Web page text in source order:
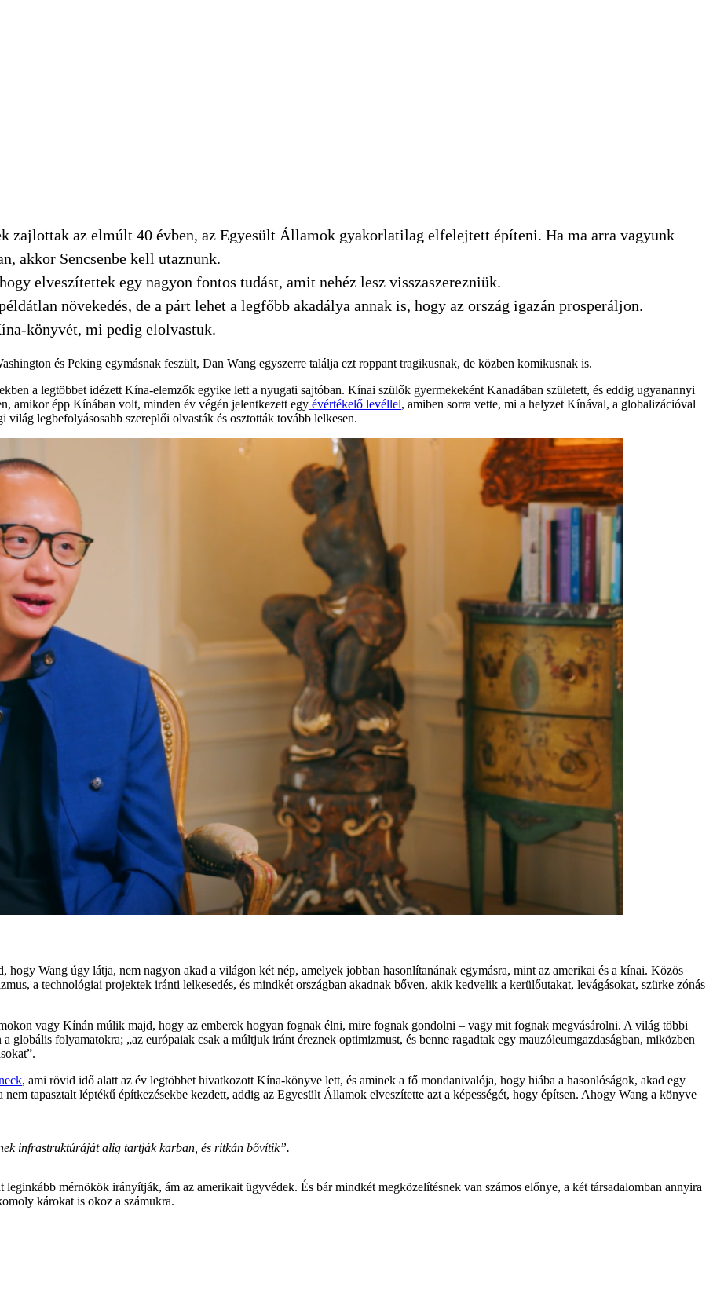
zajlottak az elmúlt 40 évben, az Egyesült Államok gyakorlatilag elfelejtett építeni. Ha ma arra vagyunk
akkor Sencsenbe kell utaznunk.
elveszítettek egy nagyon fontos tudást, amit nehéz lesz visszaszerezniük.
növekedés, de a párt lehet a legfőbb akadálya annak is, hogy az ország igazán prosperáljon.
könyvét, mi pedig elolvastuk.
és Peking egymásnak feszült, Dan Wang egyszerre találja ezt roppant tragikusnak, de közben komikusnak is.
a legtöbbet idézett Kína-elemzők egyike lett a nyugati sajtóban. Kínai szülők gyermekeként Kanadában született, és eddig ugyanannyi
amikor épp Kínában volt, minden év végén jelentkezett egy évértékelő levéllel, amiben sorra vette, mi a helyzet Kínával, a globalizációval
világ legbefolyásosabb szereplői olvasták és osztották tovább lelkesen.
hogy Wang úgy látja, nem nagyon akad a világon két nép, amelyek jobban hasonlítanának egymásra, mint az amerikai és a kínai. Közös
a technológiai projektek iránti lelkesedés, és mindkét országban akadnak bőven, akik kedvelik a kerülőutakat, levágásokat, szürke zónás
vagy Kínán múlik majd, hogy az emberek hogyan fognak élni, mire fognak gondolni – vagy mit fognak megvásárolni. A világ többi
globális folyamatokra; „az európaiak csak a múltjuk iránt éreznek optimizmust, és benne ragadtak egy mauzóleumgazdaságban, miközben
, ami rövid idő alatt az év legtöbbet hivatkozott Kína-könyve lett, és aminek a fő mondanivalója, hogy hiába a hasonlóságok, akad egy
tapasztalt léptékű építkezésekbe kezdett, addig az Egyesült Államok elveszítette azt a képességét, hogy építsen. Ahogy Wang a könyve
infrastruktúráját alig tartják karban, és ritkán bővítik”.
mérnökök irányítják, ám az amerikait ügyvédek. És bár mindkét megközelítésnek van számos előnye, a két társadalomban annyira
károkat is okoz a számukra.